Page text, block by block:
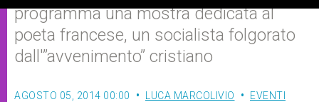
programma una mostra dedicata al
poeta francese, un socialista folgorato
dall'”avvenimento” cristiano
AGOSTO 05, 2014 00:00 LUCA MARCOLIVIO
EVENTI